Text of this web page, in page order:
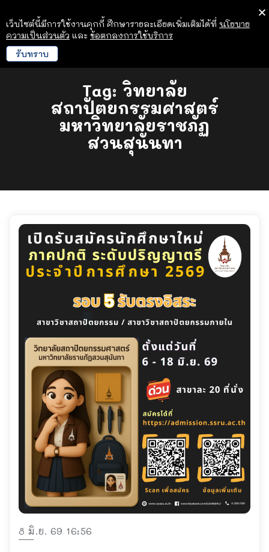
Tag:วิทยาลัย
สถาปัตยกรรมศาสตร์
มหาวิทยาลัยราชภัฏ
สวนสุนันทา
8 มิ.ย. 69 16:56
เว็บไซต์นี้มีการใช้งานคุกกี้ ศึกษารายละเอียดเพิ่มเติมได้ที่ นโยบาย
ความเป็นส่วนตัว และ ข้อตกลงการใช้บริการ
รับทราบ